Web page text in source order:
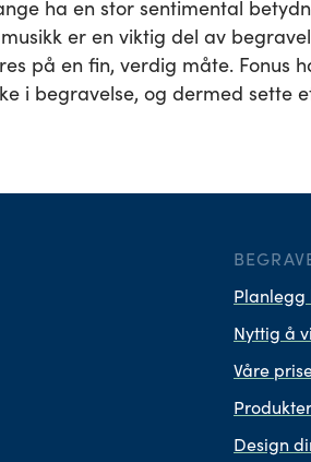
ha en stor sentimental
er en viktig del av
på en fin, verdig måte. Fonus
i begravelse, og dermed sette
Planlegg
Nyttig å
Våre
Produkter
Design